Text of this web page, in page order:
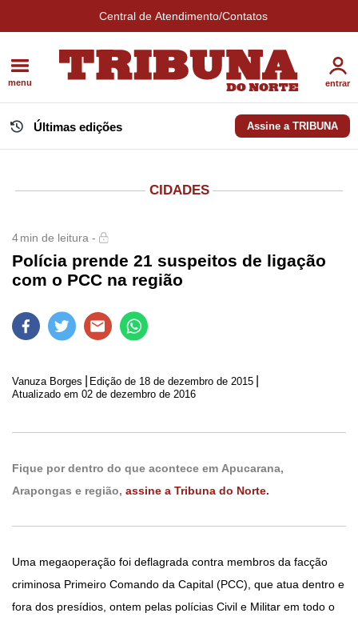
Central de Atendimento/Contatos
menu entrar
Últimas edições Assine a TRIBUNA
CIDADES
4min de leitura -
Polícia prende 21 suspeitos de ligação
com o PCC na região
Vanuza Borges Edição de 18 de dezembro de 2015
Atualizado em 02 de dezembro de 2016
Fique por dentro do que acontece em Apucarana,
Arapongas e região, assine a Tribuna do Norte.
Uma megaoperação foi deflagrada contra membros da facção
criminosa Primeiro Comando da Capital (PCC), que atua dentro e
fora dos presídios, ontem pelas polícias Civil e Militar em todo o